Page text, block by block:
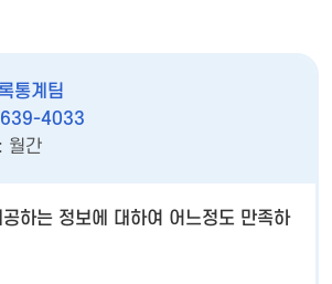
통계팀
4033
: 월간
하는 정보에 대하여 어느정도 만족하